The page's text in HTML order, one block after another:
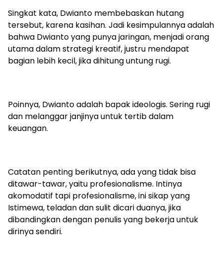
Singkat kata, Dwianto membebaskan hutang
tersebut, karena kasihan. Jadi kesimpulannya adalah
bahwa Dwianto yang punya jaringan, menjadi orang
utama dalam strategi kreatif, justru mendapat
bagian lebih kecil, jika dihitung untung rugi.
Poinnya, Dwianto adalah bapak ideologis. Sering rugi
dan melanggar janjinya untuk tertib dalam
keuangan.
Catatan penting berikutnya, ada yang tidak bisa
ditawar-tawar, yaitu profesionalisme. Intinya
akomodatif tapi profesionalisme, ini sikap yang
Istimewa, teladan dan sulit dicari duanya, jika
dibandingkan dengan penulis yang bekerja untuk
dirinya sendiri.